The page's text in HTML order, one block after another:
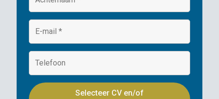
Selecteer CV en/of